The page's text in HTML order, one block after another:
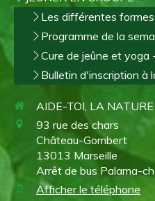
Les différentes
Programme de la
Cure de jeûne et
Bulletin d'inscription à
AIDE-TOI, LA
93 rue des chars
Château-Gombert
13013 Marseille
Arrêt de bus Palama-
Afficher le téléphone